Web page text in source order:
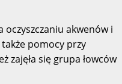
oczyszczaniu akwenów i
pomocy przy
zajęła się grupa łowców